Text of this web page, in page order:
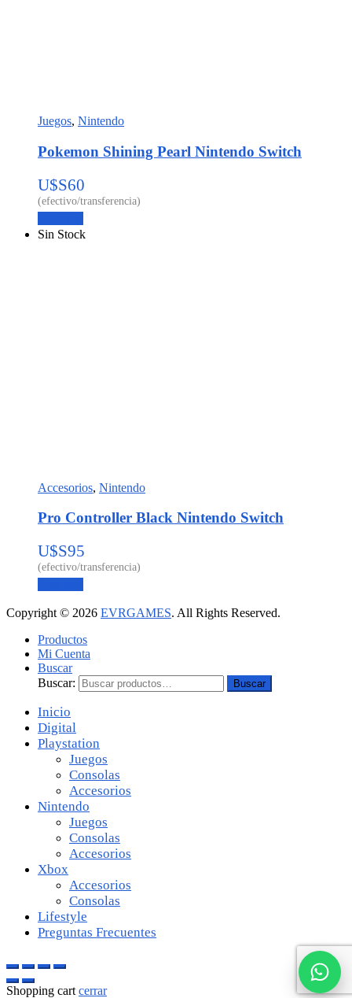
Juegos, Nintendo
Pokemon Shining Pearl Nintendo Switch
U$S60
Sin Stock
Accesorios, Nintendo
Pro Controller Black Nintendo Switch
U$S95
Copyright © 2026 EVRGAMES. All Rights Reserved.
Productos
Mi Cuenta
Buscar
Buscar:
Buscar
Inicio
Digital
Playstation
Juegos
Consolas
Accesorios
Nintendo
Juegos
Consolas
Accesorios
Xbox
Accesorios
Consolas
Lifestyle
Preguntas Frecuentes
Shopping cart cerrar